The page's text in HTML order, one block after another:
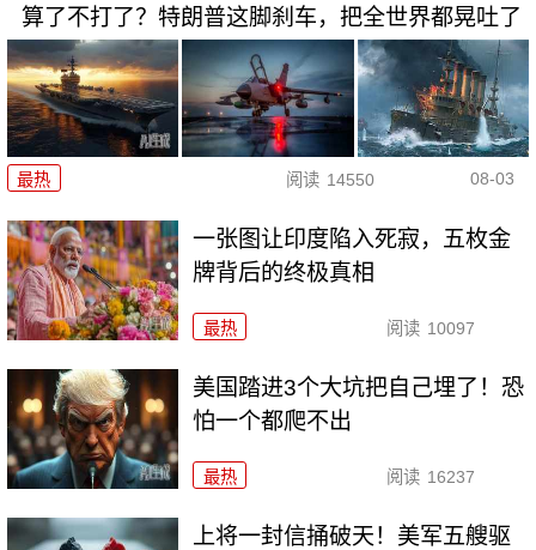
算了不打了？特朗普这脚刹车，把全世界都晃吐了
最热 阅读 14550 08-03
一张图让印度陷入死寂，五枚金
牌背后的终极真相
最热 阅读 10097
美国踏进3个大坑把自己埋了！恐
怕一个都爬不出
最热 阅读 16237
上将一封信捅破天！美军五艘驱